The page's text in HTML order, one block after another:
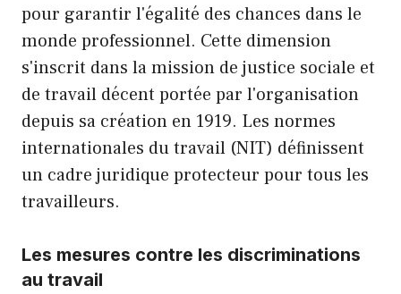
pour garantir l'égalité des chances dans le
monde professionnel. Cette dimension
s'inscrit dans la mission de justice sociale et
de travail décent portée par l'organisation
depuis sa création en 1919. Les normes
internationales du travail (NIT) définissent
un cadre juridique protecteur pour tous les
travailleurs.
Les mesures contre les discriminations
au travail